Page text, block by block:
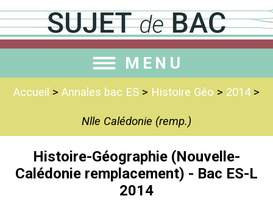
MENU
Accueil > Annales bac ES > Histoire Géo > 2014>
Nlle Calédonie (remp.)
Histoire-Géographie (Nouvelle-
Calédonie remplacement) - Bac ES-L
2014